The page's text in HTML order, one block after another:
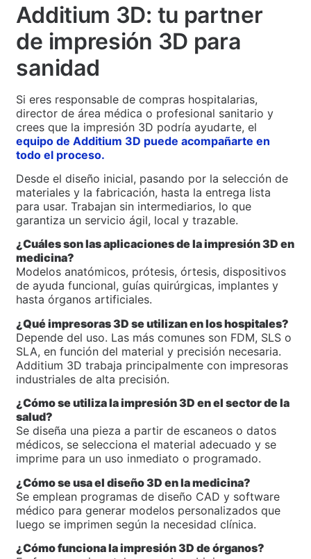
Additium 3D: tu partner
de impresión 3D para
sanidad
Si eres responsable de compras hospitalarias,
director de área médica o profesional sanitario y
crees que la impresión 3D podría ayudarte, el
equipo de Additium 3D puede acompañarte en
todo el proceso.
Desde el diseño inicial, pasando por la selección de
materiales y la fabricación, hasta la entrega lista
para usar. Trabajan sin intermediarios, lo que
garantiza un servicio ágil, local y trazable.
¿Cuáles son las aplicaciones de la impresión 3D en
medicina?
Modelos anatómicos, prótesis, órtesis, dispositivos
de ayuda funcional, guías quirúrgicas, implantes y
hasta órganos artificiales.
¿Qué impresoras 3D se utilizan en los hospitales?
Depende del uso. Las más comunes son FDM, SLS o
SLA, en función del material y precisión necesaria.
Additium 3D trabaja principalmente con impresoras
industriales de alta precisión.
¿Cómo se utiliza la impresión 3D en el sector de la
salud?
Se diseña una pieza a partir de escaneos o datos
médicos, se selecciona el material adecuado y se
imprime para un uso inmediato o programado.
¿Cómo se usa el diseño 3D en la medicina?
Se emplean programas de diseño CAD y software
médico para generar modelos personalizados que
luego se imprimen según la necesidad clínica.
¿Cómo funciona la impresión 3D de órganos?